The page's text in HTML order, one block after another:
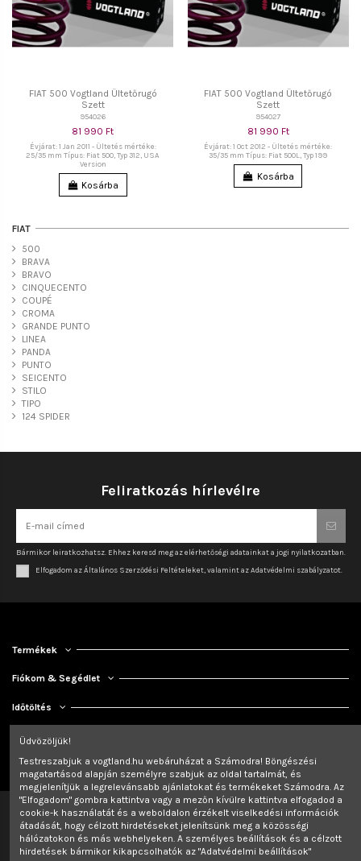
FIAT 500 Vogtland Ültetőrugó
Szett
954026
81 990 Ft
Évjárat: 1 Jan 2011 - Ültetés mértéke:
25/35 mm Típus: Fiat 500, Typ 312, USA
Version
Kosárba
FIAT 500 Vogtland Ültetőrugó
Szett
954027
81 990 Ft
Évjárat: 1 Oct 2012 - Ültetés mértéke:
35/35 mm Típus: Fiat 500L, Typ 199
Kosárba
FIAT
500
BRAVA
BRAVO
CINQUECENTO
COUPÉ
CROMA
GRANDE PUNTO
LINEA
PANDA
PUNTO
SEICENTO
STILO
TIPO
124 SPIDER
Feliratkozás hírlevélre
Bármikor leiratkozhatsz. Ehhez keresd meg az elérhetőségi adatainkat a jogi nyilatkozatban.
Elfogadom az Általános Szerződési Feltételeket, valamint az Adatvédelmi szabályzatot.
Termékek
Fiókom & Segédlet
Időtöltés
Kapcsolat
Üdvözöljük!
Testreszabjuk a vogtland.hu webáruházat a Számodra! Böngészési
magatartásod alapján személyre szabjuk az oldal tartalmát, és
megjelenítjük a legrelevánsabb ajánlatokat és termékeket Számodra. Az
"Elfogadom" gombra kattintva vagy a mezőn kívülre kattintva elfogadod a
cookie-k használatát és a weboldalon érzékelt viselkedési információk
átadását, hogy célzott hirdetéseket jelenítsünk meg a közösségi
hálózatokon és más webhelyeken. A személyes beállítások és a célzott
hirdetések bármikor kikapcsolhatók az "Adatvédelmi beállítások"